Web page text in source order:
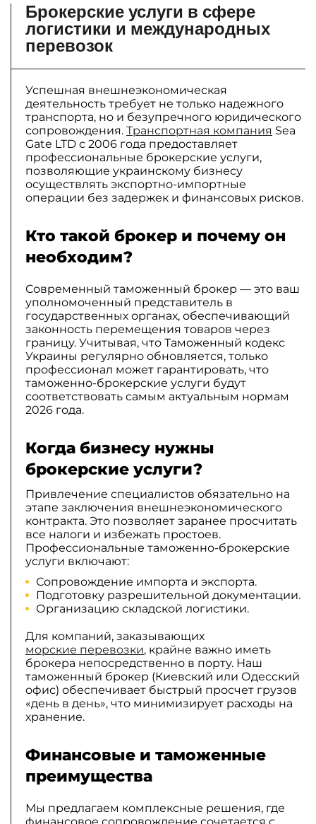
Брокерские услуги в сфере
логистики и международных
перевозок
Успешная внешнеэкономическая
деятельность требует не только надежного
транспорта, но и безупречного юридического
сопровождения. Транспортная компания Sea
Gate LTD с 2006 года предоставляет
профессиональные брокерские услуги,
позволяющие украинскому бизнесу
осуществлять экспортно-импортные
операции без задержек и финансовых рисков.
Кто такой брокер и почему он
необходим?
Современный таможенный брокер — это ваш
уполномоченный представитель в
государственных органах, обеспечивающий
законность перемещения товаров через
границу. Учитывая, что Таможенный кодекс
Украины регулярно обновляется, только
профессионал может гарантировать, что
таможенно-брокерские услуги будут
соответствовать самым актуальным нормам
2026 года.
Когда бизнесу нужны
брокерские услуги?
Привлечение специалистов обязательно на
этапе заключения внешнеэкономического
контракта. Это позволяет заранее просчитать
все налоги и избежать простоев.
Профессиональные таможенно-брокерские
услуги включают:
Сопровождение импорта и экспорта.
Подготовку разрешительной документации.
Организацию складской логистики.
Для компаний, заказывающих
морские перевозки, крайне важно иметь
брокера непосредственно в порту. Наш
таможенный брокер (Киевский или Одесский
офис) обеспечивает быстрый просчет грузов
«день в день», что минимизирует расходы на
хранение.
Финансовые и таможенные
преимущества
Мы предлагаем комплексные решения, где